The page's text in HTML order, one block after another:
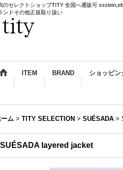
のセレクトショップTITY 全国へ通販可
ンドその他正規取り扱い
ITEM BRAND ショッピン
ム > TITY SELECTION > SUÉSADA >
SUÉSADA layered jacket